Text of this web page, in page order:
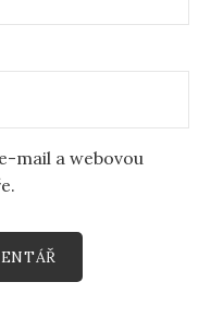
mail a webovou